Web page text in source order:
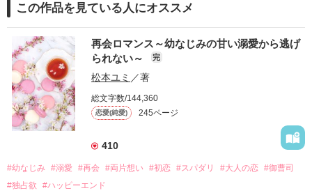
この作品を見ている人にオススメ
再会ロマンス～幼なじみの甘い溺愛から逃げ
られない～
完
松本ユミ ／著
総文字数/144,360
恋愛(純愛) 245ページ
410
#幼なじみ #溺愛 #再会 #両片想い #初恋 #スパダリ #大人の恋 #御曹司
#独占欲
#ハッピーエンド